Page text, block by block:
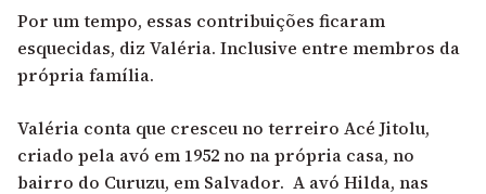
Por um tempo, essas contribuições ficaram
esquecidas, diz Valéria. Inclusive entre membros da
própria família.
Valéria conta que cresceu no terreiro Acé Jitolu,
criado pela avó em 1952 no na própria casa, no
bairro do Curuzu, em Salvador. A avó Hilda, nas